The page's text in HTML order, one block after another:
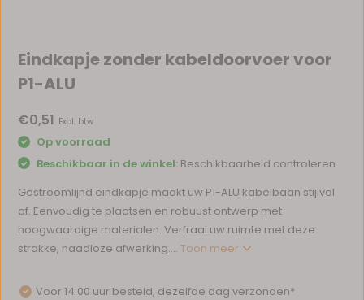
Eindkapje zonder kabeldoorvoer voor
P1-ALU
€0,51 Excl. btw
Op voorraad
Beschikbaar in de winkel: Beschikbaarheid controleren
Gestroomlijnd eindkapje maakt uw P1-ALU kabelbaan stijlvol
af. Eenvoudig te plaatsen en robuust ontwerp met
hoogwaardige materialen. Verfraai uw ruimte met deze
strakke, naadloze afwerking....Toon meer
Voor 14:00 uur besteld, dezelfde dag verzonden*